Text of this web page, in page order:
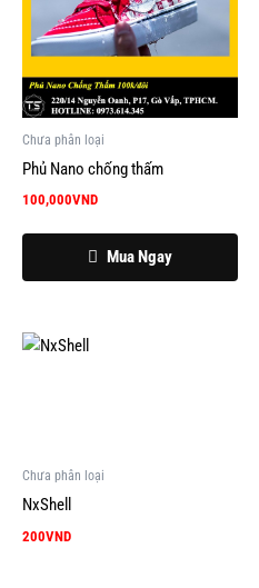
Chưa phân loại
Phủ Nano chống thấm
100,000VND
Mua Ngay
Chưa phân loại
NxShell
200VND